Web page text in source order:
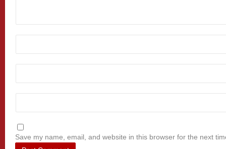
Save my name, email, and website in this browser for the next